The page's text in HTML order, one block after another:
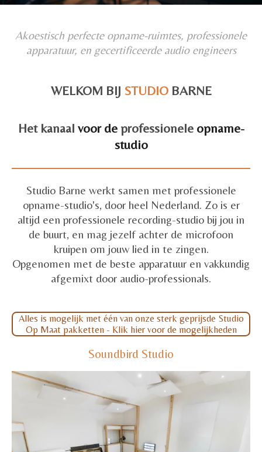
Akoestisch perfecte opname-ruimtes, professionele
apparatuur, en gecertificeerde audio engineers
WELKOM BIJ STUDIOBARNE
Het kanaal voor deprofessionele opname-
studio
Studio Barne werkt samen met professionele
opname-studio's, door heel Nederland. Zo is er
altijd een professionele recording-studio bij jou in
de buurt, en mag jezelf achter de microfoon
kruipen om jouw lied in te zingen.
Opgenomen met de beste apparatuur en vakkundig
afgemixt door audio-professionals.
Alles is mogelijk met één van onze sterk geprijsde Studio
Op Maat pakketten - Klik hier voor de mogelijkheden
Soundbird Studio